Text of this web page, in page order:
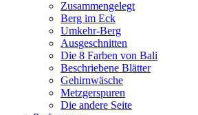
Zusammengelegt
Berg im Eck
Umkehr-Berg
Ausgeschnitten
Die 8 Farben von Bali
Beschriebene Blätter
Gehirnwäsche
Metzgerspuren
Die andere Seite